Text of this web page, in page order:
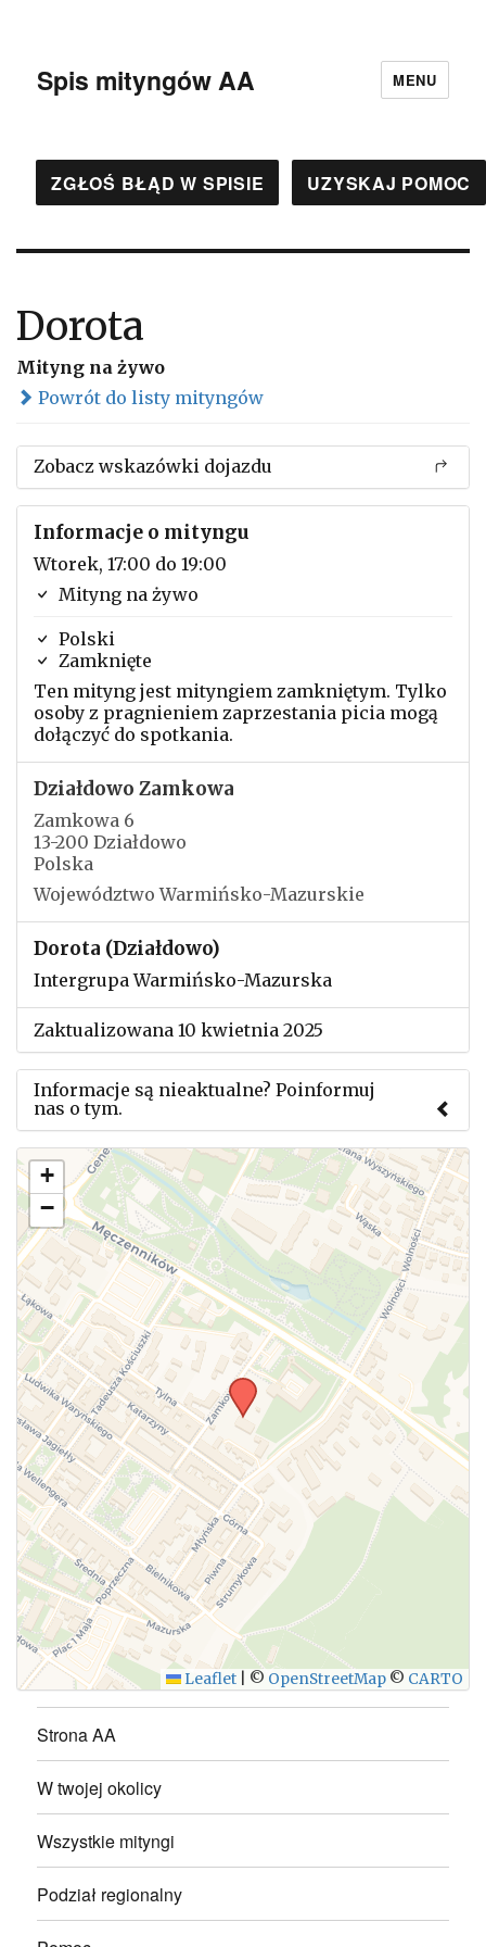
Spis mityngów AA MENU
ZGŁOŚ BŁĄD W SPISIE UZYSKAJ POMOC
Dorota
Mityng na żywo
Powrót do listy mityngów
Zobacz wskazówki dojazdu
Informacje o mityngu
Wtorek, 17:00 do 19:00
Mityng na żywo
Polski
Zamknięte
Ten mityng jest mityngiem zamkniętym. Tylko
osoby z pragnieniem zaprzestania picia mogą
dołączyć do spotkania.
Działdowo Zamkowa
Zamkowa 6
13-200 Działdowo
Polska
Województwo Warmińsko-Mazurskie
Dorota (Działdowo)
Intergrupa Warmińsko-Mazurska
Zaktualizowana 10 kwietnia 2025
Informacje są nieaktualne? Poinformuj
nas o tym.
Użyj tego formularza aby przesłać informację o
zmianach w powyższym mityngu.
WYŚLIJ
+
−
Leaflet © OpenStreetMap © CARTO
Strona AA
W twojej okolicy
Wszystkie mityngi
Podział regionalny